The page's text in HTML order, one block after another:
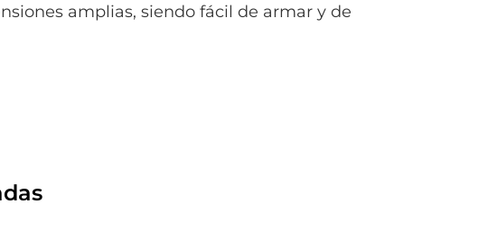
amplias, siendo fácil de armar y de